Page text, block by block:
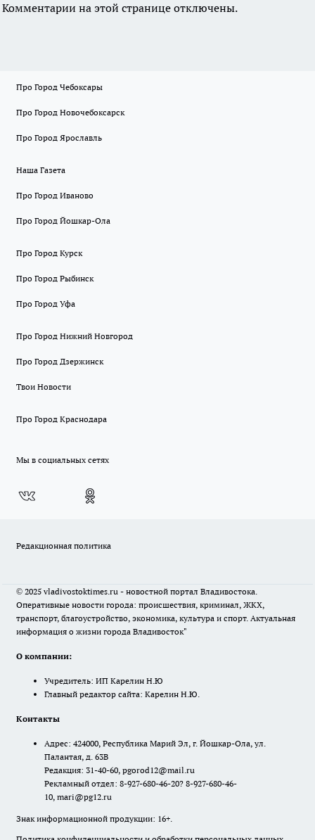
Комментарии на этой странице отключены.
Про Город Чебоксары
Про Город Новочебоксарск
Про Город Ярославль
Наша Газета
Про Город Иваново
Про Город Йошкар-Ола
Про Город Курск
Про Город Рыбинск
Про Город Уфа
Про Город Нижний Новгород
Про Город Дзержинск
Твои Новости
Про Город Краснодара
Мы в социальных сетях
Редакционная политика
© 2025 vladivostoktimes.ru - новостной портал Владивостока.
Оперативные новости города: происшествия, криминал, ЖКХ,
транспорт, благоустройство, экономика, культура и спорт. Актуальная
информация о жизни города Владивосток"
О компании:
Учредитель: ИП Карелин Н.Ю
Главный редактор сайта: Карелин Н.Ю.
Контакты
Адрес: 424000, Республика Марий Эл, г. Йошкар-Ола, ул.
Палантая, д. 63В
Редакция: 31-40-60, pgorod12@mail.ru
Рекламный отдел: 8-927-680-46-20? 8-927-680-46-
10, mari@pg12.ru
Знак информационной продукции: 16+.